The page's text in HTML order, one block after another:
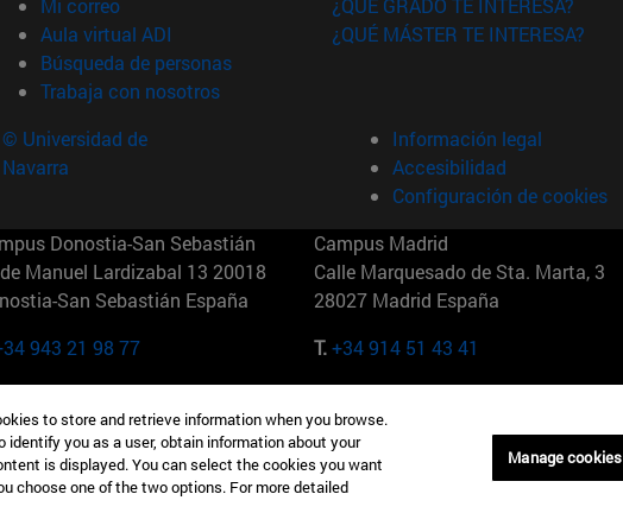
Mi correo
Aula virtual ADI (abre en nueva ventana)
Búsqueda de personas(abre en nueva ventana)
Trabaja con nosotros(abre en nueva ventana)
¿QUÉ GRADO TE INTERESA?
¿QUÉ MÁSTER TE INTERESA?
© Universidad de
Navarra
Información legal
Accesibilidad
Configuración de cookies
Donostia-San Sebastián
Manuel Lardizabal 13 20018
San Sebastián España
943 21 98 77
Campus Madrid
Calle Marquesado de Sta. Marta, 3
28027 Madrid España
T.+34 914 51 43 41
W 57th St 10019-2201 Nueva York
646 346 8850
Maria-Theresia-Straße 15 81675
Múnich Alemania
T.+49 89 24209790
to store and retrieve information when you browse.
you as a user, obtain information about your
is displayed. You can select the cookies you want
choose one of the two options. For more detailed
Manage cookies